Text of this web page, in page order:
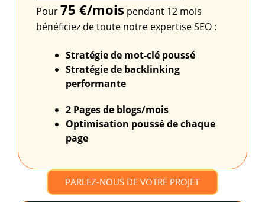
Pour75 €/mois pendant 12 mois
bénéficiez de toute notre expertise SEO :
Stratégie de mot-clé poussé
Stratégie de backlinking
performante
2 Pages de blogs/mois
Optimisation pousséde chaque
page
PARLEZ-NOUS DE VOTRE PROJET